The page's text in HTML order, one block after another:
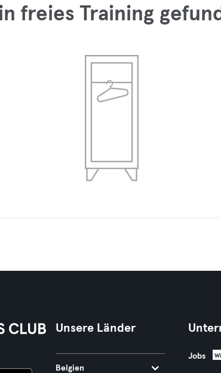
freies Training
Unsere Länder
Belgien
Jobs